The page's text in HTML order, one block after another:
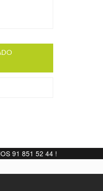
91 851 52 44 !